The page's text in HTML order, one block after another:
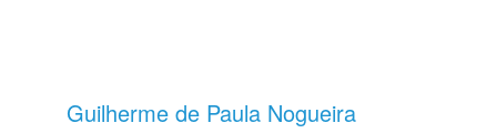
Guilherme de Paula Nogueira